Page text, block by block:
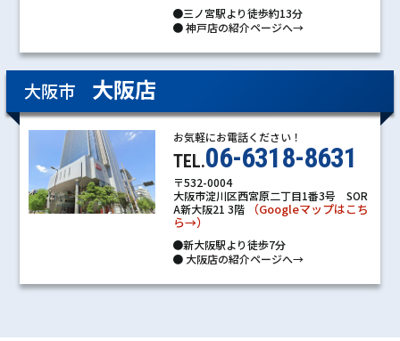
●三ノ宮駅より徒歩約13分
●神戸店の紹介ページへ→
大阪市 大阪店
お気軽にお電話ください！
TEL.06-6318-8631
〒532-0004
大阪市淀川区西宮原二丁目1番3号 SOR
A新大阪21 3階
（Googleマップはこち
ら→）
●新大阪駅より徒歩7分
●大阪店の紹介ページへ→